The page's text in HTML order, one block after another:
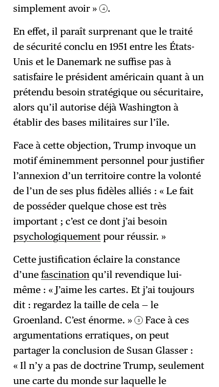
simplement avoir » 4 .
En effet, il paraît surprenant que le traité
de sécurité conclu en 1951 entre les États-
Unis et le Danemark ne suffise pas à
satisfaire le président américain quant à un
prétendu besoin stratégique ou sécuritaire,
alors qu’il autorise déjà Washington à
établir des bases militaires sur l’île.
Face à cette objection, Trump invoque un
motif éminemment personnel pour justifier
l’annexion d’un territoire contre la volonté
de l’un de ses plus fidèles alliés : « Le fait
de posséder quelque chose est très
important ; c’est ce dont j’ai besoin
psychologiquement pour réussir. »
Cette justification éclaire la constance
d’unefascination qu’il revendique lui-
même : « J’aime les cartes. Et j’ai toujours
dit : regardez la taille de cela — le
Groenland. C’est énorme. » 5
Face à ces
argumentations erratiques, on peut
partager la conclusion de Susan Glasser :
« Il n’y a pas de doctrine Trump, seulement
une carte du monde sur laquelle le